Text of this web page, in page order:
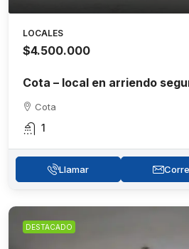
LOCALES
$4.500.000
Cota – local en arriendo
Cota
1
Llamar
DESTACADO